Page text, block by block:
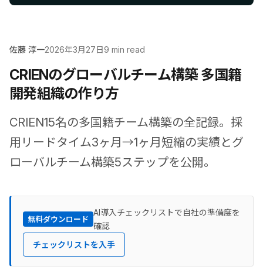
佐藤 淳一2026年3月27日9 min read
CRIENのグローバルチーム構築 多国籍
開発組織の作り方
CRIEN15名の多国籍チーム構築の全記録。採
用リードタイム3ヶ月→1ヶ月短縮の実績とグ
ローバルチーム構築5ステップを公開。
無料ダウンロード
AI導入チェックリストで自社の準備度を
確認
チェックリストを入手